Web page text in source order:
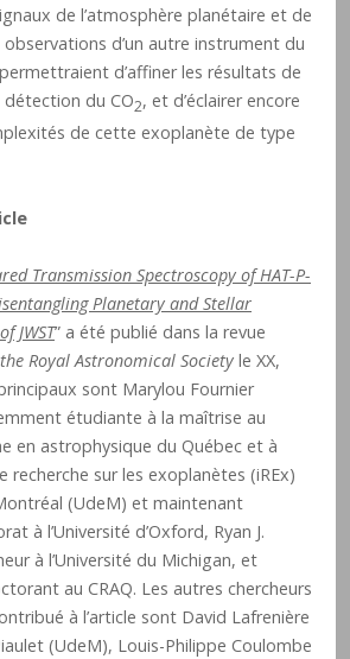
de l’atmosphère planétaire et de
observations d’un autre instrument du
permettraient d’affiner les résultats de
détection du CO2, et d’éclairer encore
de cette exoplanète de type
Transmission Spectroscopy of HAT-P-
Planetary and Stellar
JWST” a été publié dans la revue
Royal Astronomical Society le XX,
sont Marylou Fournier
étudiante à la maîtrise au
en astrophysique du Québec et à
recherche sur les exoplanètes (iREx)
(UdeM) et maintenant
à l’Université d’Oxford, Ryan J.
à l’Université du Michigan, et
au CRAQ. Les autres chercheurs
à l’article sont David Lafrenière
(UdeM), Louis-Philippe Coulombe